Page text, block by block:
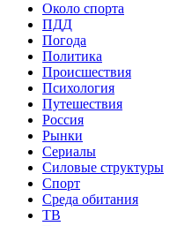
Около спорта
ПДД
Погода
Политика
Происшествия
Психология
Путешествия
Россия
Рынки
Сериалы
Силовые структуры
Спорт
Среда обитания
ТВ